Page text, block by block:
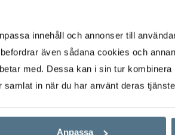
innehåll och annonser till
även sådana cookies och
med. Dessa kan i sin tur
in när du har använt deras
Anpassa
Start Våra mäklare Jenny Damgren